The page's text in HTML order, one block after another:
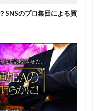
SNSのプロ集団による買